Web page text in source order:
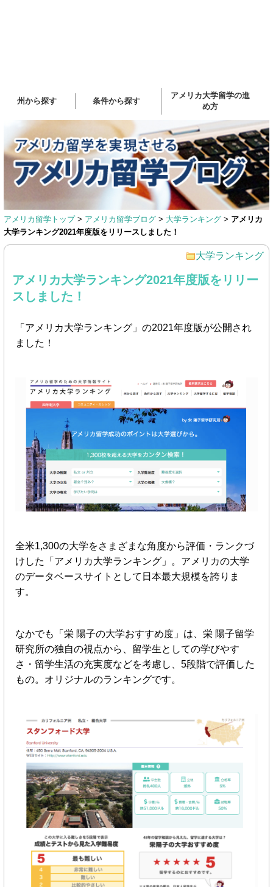
州から探す 条件から探す
アメリカ大学留学の進
め方
アメリカ留学トップ > アメリカ留学ブログ > 大学ランキング > アメリカ
大学ランキング2021年度版をリリースしました！
大学ランキング
アメリカ大学ランキング2021年度版をリリー
スしました！
「アメリカ大学ランキング」の2021年度版が公開され
ました！
全米1,300の大学をさまざまな角度から評価・ランクづ
けした「アメリカ大学ランキング」。アメリカの大学
のデータベースサイトとして日本最大規模を誇りま
す。
なかでも「栄 陽子の大学おすすめ度」は、栄 陽子留学
研究所の独自の視点から、留学生としての学びやす
さ・留学生活の充実度などを考慮し、5段階で評価した
もの。オリジナルのランキングです。